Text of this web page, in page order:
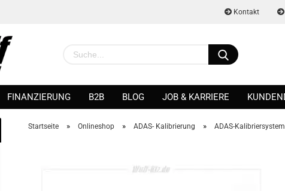
Kontakt
FINANZIERUNG B2B BLOG JOB & KARRIERE
Startseite » Onlineshop » ADAS- Kalibrierung » ADAS-